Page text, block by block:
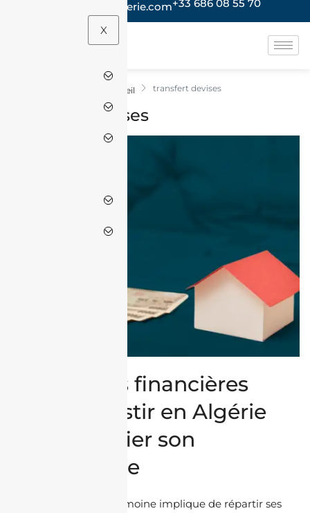
contact@jacheteenalgerie.com+33 686 08 55 70
X
Accueil transfert devises
transfert devises
Stratégies financières
pour investir en Algérie
et diversifier son
patrimoine
Diversifier son patrimoine implique de répartir ses